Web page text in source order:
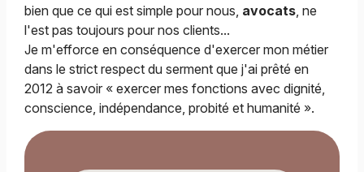
bien que ce qui est simple pour nous, avocats, ne
l'est pas toujours pour nos clients...
Je m'efforce en conséquence d'exercer mon métier
dans le strict respect du serment que j'ai prêté en
2012 à savoir « exercer mes fonctions avec dignité,
conscience, indépendance, probité et humanité ».